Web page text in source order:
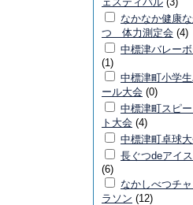
なかなか健康
つ 体力測定会 (4)
中標津バレー
(1)
中標津町小学
ール大会 (0)
中標津町スピ
ト大会 (4)
中標津町卓球
長ぐつdeアイ
(6)
なかしべつチ
ラソン (12)